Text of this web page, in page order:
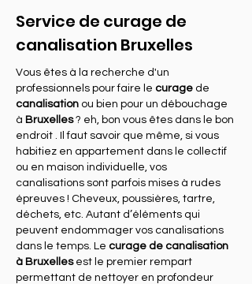
Service de curage de
canalisation Bruxelles
Vous êtes à la recherche d'un
professionnels pour faire le curage de
canalisation ou bien pour un débouchage
à Bruxelles? eh, bon vous êtes dans le bon
endroit . Il faut savoir que même, si vous
habitiez en appartement dans le collectif
ou en maison individuelle, vos
canalisations sont parfois mises à rudes
épreuves ! Cheveux, poussières, tartre,
déchets, etc. Autant d’éléments qui
peuvent endommager vos canalisations
dans le temps. Le curage de canalisation
à Bruxellesest le premier rempart
permettant de nettoyer en profondeur